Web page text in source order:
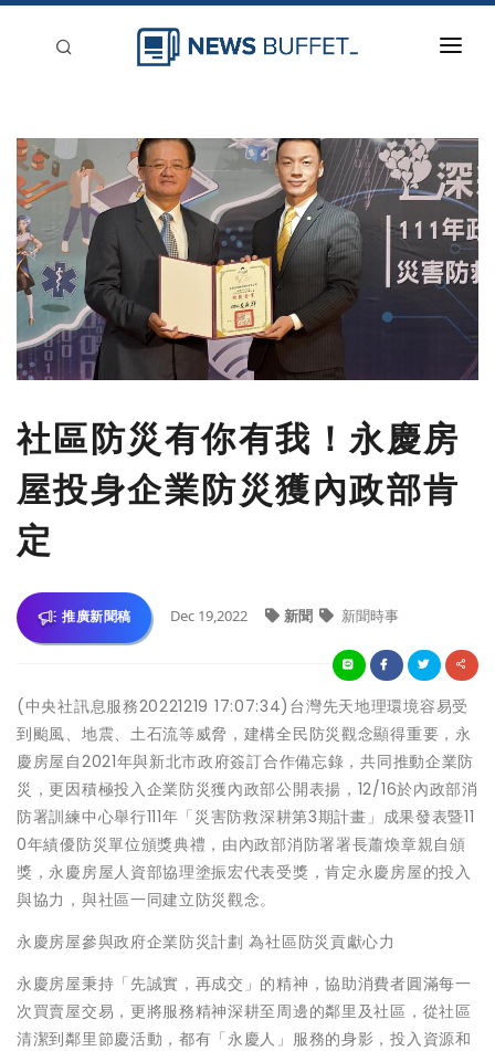
新聞稿分類
登入
刊登
社區防災有你有我！永慶房
屋投身企業防災獲內政部肯
定
推廣新聞稿 Dec 19,2022 新聞 新聞時事
(中央社訊息服務20221219 17:07:34)台灣先天地理環境容易受
到颱風、地震、土石流等威脅，建構全民防災觀念顯得重要，永
慶房屋自2021年與新北市政府簽訂合作備忘錄，共同推動企業防
災，更因積極投入企業防災獲內政部公開表揚，12/16於內政部消
防署訓練中心舉行111年「災害防救深耕第3期計畫」成果發表暨11
0年績優防災單位頒獎典禮，由內政部消防署署長蕭煥章親自頒
獎，永慶房屋人資部協理塗振宏代表受獎，肯定永慶房屋的投入
與協力，與社區一同建立防災觀念。
永慶房屋參與政府企業防災計劃 為社區防災貢獻心力
永慶房屋秉持「先誠實，再成交」的精神，協助消費者圓滿每一
次買賣屋交易，更將服務精神深耕至周邊的鄰里及社區，從社區
清潔到鄰里節慶活動，都有「永慶人」服務的身影，投入資源和